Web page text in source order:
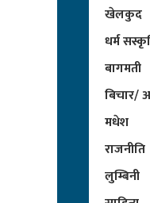
खेलकुद
धर्म
बागमती
बिचार/
मधेश
राजनीति
लुम्बिनी